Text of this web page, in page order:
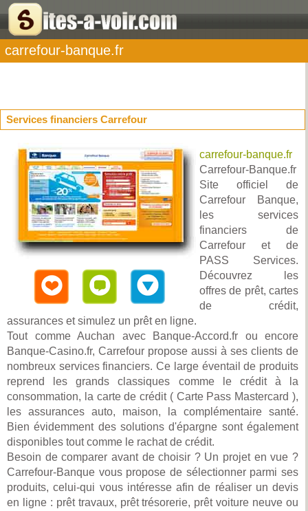
carrefour-banque.fr
Services financiers Carrefour
carrefour-banque.fr
Carrefour-Banque.fr
Site officiel de
Carrefour Banque,
les services
financiers de
Carrefour et de
PASS Services.
Découvrez les
offres de prêt, cartes
de crédit,
assurances et simulez un prêt en ligne.
Tout comme Auchan avec Banque-Accord.fr ou encore
Banque-Casino.fr, Carrefour propose aussi à ses clients de
nombreux services financiers. Ce large éventail de produits
reprend les grands classiques comme le crédit à la
consommation, la carte de crédit ( Carte Pass Mastercard ),
les assurances auto, maison, la complémentaire santé.
Bien évidemment des solutions d'épargne sont également
disponibles tout comme le rachat de crédit.
Besoin de comparer avant de choisir ? Un projet en vue ?
Carrefour-Banque vous propose de sélectionner parmi ses
produits, celui-qui vous intéresse afin de réaliser un devis
en ligne : prêt travaux, prêt trésorerie, prêt voiture neuve ou